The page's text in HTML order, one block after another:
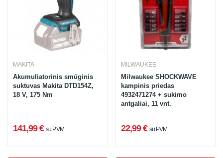
MAKITA
Akumuliatorinis smūginis
suktuvas Makita DTD154Z,
18 V, 175 Nm
141,99 € su PVM
MILWAUKEE
Milwaukee SHOCKWAVE
kampinis priedas
4932471274 + sukimo
antgaliai, 11 vnt.
22,99 € su PVM